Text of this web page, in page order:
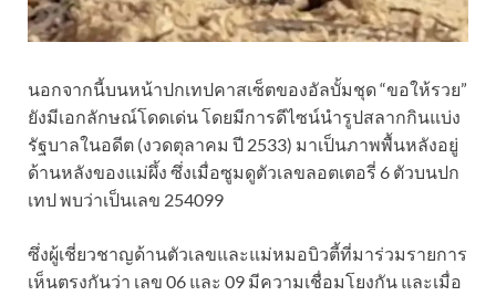
นอกจากนี้บนหน้าปกเทปคาสเซ็ตของอัลบั้มชุด “ขอให้รวย”
ยังมีเอกลักษณ์โดดเด่น โดยมีการดีไซน์นำรูปสลากกินแบ่ง
รัฐบาลในอดีต (งวดตุลาคม ปี 2533) มาเป็นภาพพื้นหลังอยู่
ด้านหลังของแม่ผึ้ง ซึ่งเมื่อซูมดูตัวเลขลอตเตอรี่ 6 ตัวบนปก
เทป พบว่าเป็นเลข 254099
ซึ่งผู้เชี่ยวชาญด้านตัวเลขและแม่หมอบิวตี้ที่มาร่วมรายการ
เห็นตรงกันว่า เลข 06 และ 09 มีความเชื่อมโยงกัน และเมื่อ